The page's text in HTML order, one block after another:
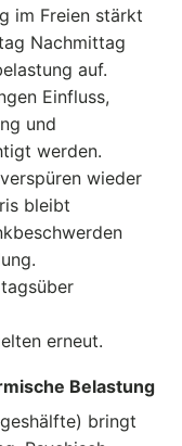
im Freien stärkt
Nachmittag
auf.
Einfluss,
und
werden.
wieder
bleibt
erneut.
Belastung
bringt